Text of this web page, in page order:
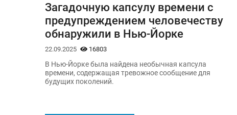
Загадочную капсулу времени с
предупреждением человечеству
обнаружили в Нью-Йорке
22.09.2025 16803
В Нью-Йорке была найдена необычная капсула
времени, содержащая тревожное сообщение для
будущих поколений.